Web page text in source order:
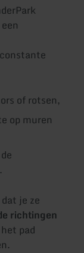
of rotsen,
op muren
je ze
richtingen
pad